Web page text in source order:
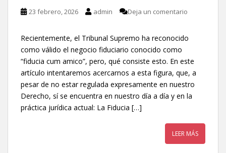
23 febrero, 2026 admin Deja un comentario
Recientemente, el Tribunal Supremo ha reconocido
como válido el negocio fiduciario conocido como
“fiducia cum amico”, pero, qué consiste esto. En este
artículo intentaremos acercarnos a esta figura, que, a
pesar de no estar regulada expresamente en nuestro
Derecho, sí se encuentra en nuestro día a día y en la
práctica jurídica actual: La Fiducia […]
LEER MÁS